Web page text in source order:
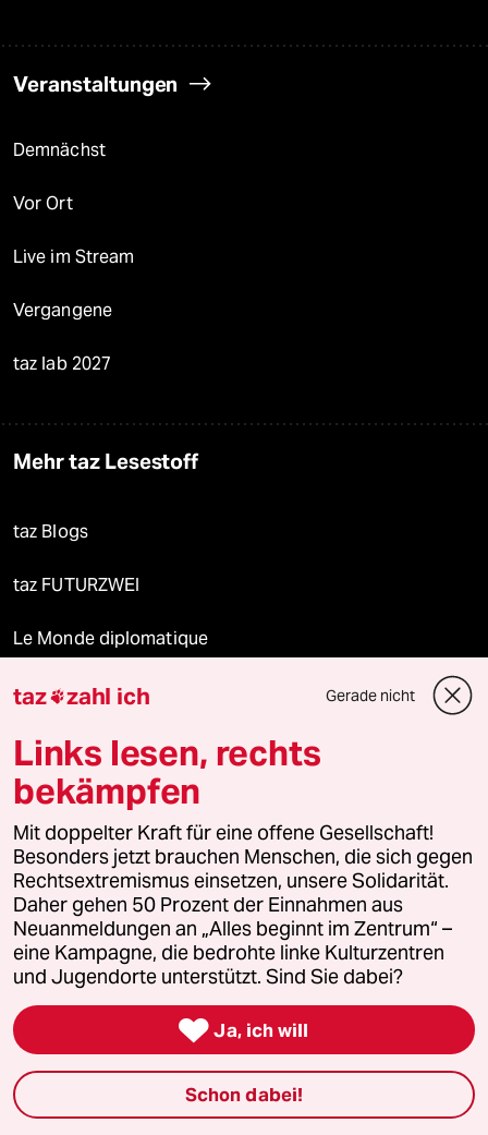
Veranstaltungen
Demnächst
Vor Ort
Live im Stream
Vergangene
taz lab 2027
Mehr taz Lesestoff
taz Blogs
taz FUTURZWEI
Le Monde diplomatique
taz Archiv
Mehr taz Angebote
Reisen
Kantine
Shop
Anzeigen
Fragen & Hilfe
taz zahl ich Gerade nicht
Links lesen, rechts
bekämpfen
Mit doppelter Kraft für eine offene Gesellschaft!
Besonders jetzt brauchen Menschen, die sich gegen
Rechtsextremismus einsetzen, unsere Solidarität.
Daher gehen 50 Prozent der Einnahmen aus
Neuanmeldungen an „Alles beginnt im Zentrum“ –
eine Kampagne, die bedrohte linke Kulturzentren
und Jugendorte unterstützt. Sind Sie dabei?
 Ja, ich will
Schon dabei!